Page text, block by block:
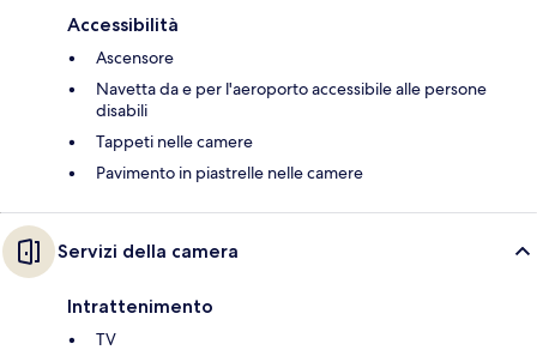
Accessibilità
Ascensore
Navetta da e per l'aeroporto accessibile alle persone
disabili
Tappeti nelle camere
Pavimento in piastrelle nelle camere
Servizi della camera
Intrattenimento
TV